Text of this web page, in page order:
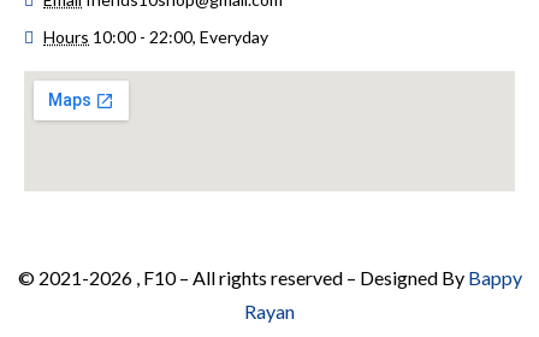
Hours 10:00 - 22:00, Everyday
© 2021-2026 , F10 – All rights reserved – Designed By Bappy
Rayan